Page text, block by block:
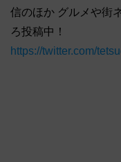
信のほか グルメや街
ろ投稿中！
https://twitter.com/